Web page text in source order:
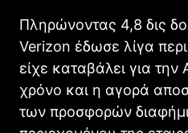
Πληρώνοντας 4,8 δις
Verizon έδωσε λίγα
είχε καταβάλει για την
χρόνο και η αγορά
των προσφορών